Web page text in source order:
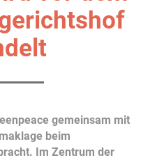
gemeinsam mit
beim
Im Zentrum der